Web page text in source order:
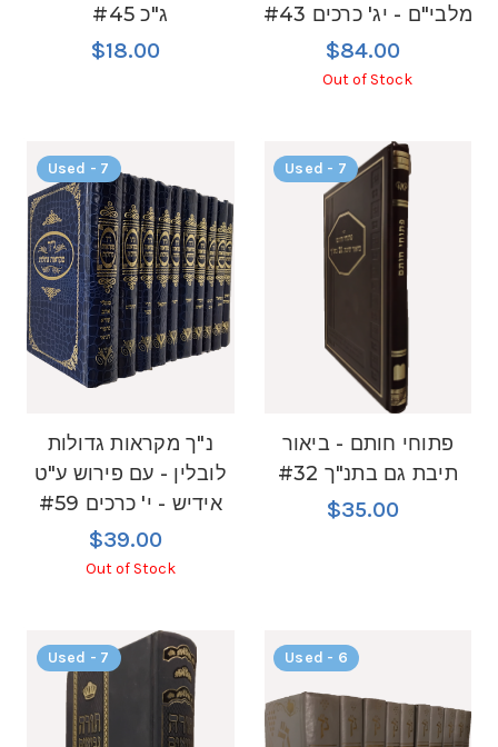
ג"כ #45
$18.00
מלבי"ם - יג' כרכים #43
$84.00
Out of Stock
Used - 7
נ"ך מקראות גדולות
לובלין - עם פירוש ע"ט
אידיש - י' כרכים #59
$39.00
Out of Stock
Used - 7
פתוחי חותם - ביאור
תיבת גם בתנ"ך #32
$35.00
Used - 7 Used - 6